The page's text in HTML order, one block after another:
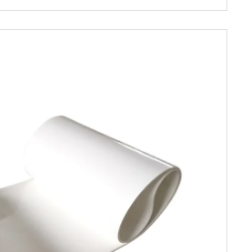
transportyor tasmasi